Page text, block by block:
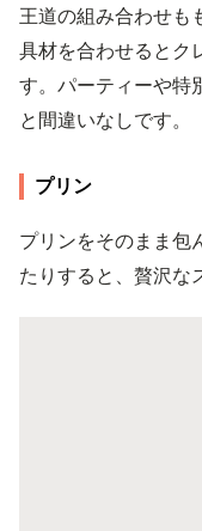
王道の組み合わせも
具材を合わせるとク
す。パーティーや特
と間違いなしです。
プリン
プリンをそのまま包
たりすると、贅沢な